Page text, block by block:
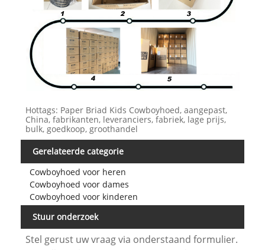
Hottags: Paper Briad Kids Cowboyhoed, aangepast,
China, fabrikanten, leveranciers, fabriek, lage prijs,
bulk, goedkoop, groothandel
Gerelateerde categorie
Cowboyhoed voor heren
Cowboyhoed voor dames
Cowboyhoed voor kinderen
Stuur onderzoek
Stel gerust uw vraag via onderstaand formulier.